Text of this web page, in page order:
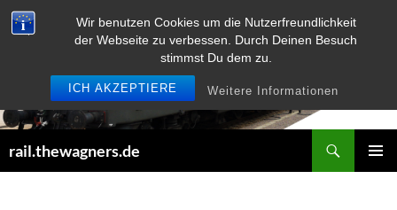
Wir benutzen Cookies um die Nutzerfreundlichkeit
der Webseite zu verbessen. Durch Deinen Besuch
stimmst Du dem zu.
ICH AKZEPTIERE Weitere Informationen
Zum
Inhalt
rail.thewagners.de